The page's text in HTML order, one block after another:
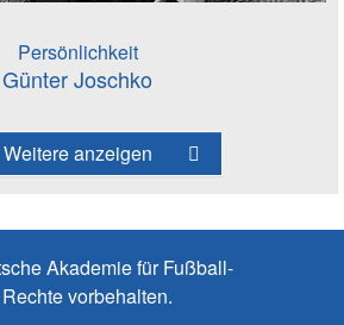
Persönlichkeit
Günter Joschko
Weitere anzeigen
Akademie für Fußball-
vorbehalten.